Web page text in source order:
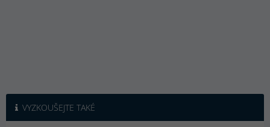
VYZKOUŠEJTE TAKÉ